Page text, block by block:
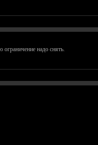
надо снять.